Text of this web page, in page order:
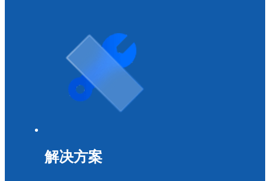
解决方案